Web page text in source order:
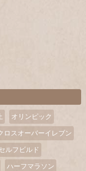
オリンピック
ロスオーバーイレブン
ルフビルド
ハーフマラソン